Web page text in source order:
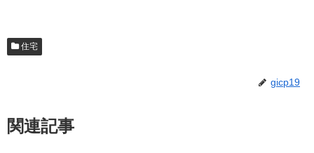
住宅
gicp19
関連記事